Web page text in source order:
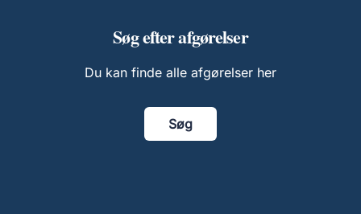
Søg efter afgørelser
Du kan finde alle afgørelser her
Søg